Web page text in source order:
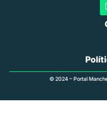
© 2024 – Portal